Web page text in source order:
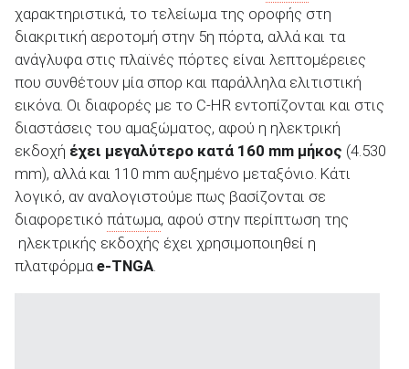
χαρακτηριστικά, το τελείωμα της οροφής στη
διακριτική αεροτομή στην 5η πόρτα, αλλά και τα
ανάγλυφα στις πλαϊνές πόρτες είναι λεπτομέρειες
που συνθέτουν μία σπορ και παράλληλα ελιτιστική
εικόνα. Οι διαφορές με το C-HR εντοπίζονται και στις
διαστάσεις του αμαξώματος, αφού η ηλεκτρική
εκδοχή έχει μεγαλύτερο κατά 160 mm μήκος (4.530
mm), αλλά και 110 mm αυξημένο μεταξόνιο. Κάτι
λογικό, αν αναλογιστούμε πως βασίζονται σε
διαφορετικό πάτωμα, αφού στην περίπτωση της
ηλεκτρικής εκδοχής έχει χρησιμοποιηθεί η
πλατφόρμα e-TNGA